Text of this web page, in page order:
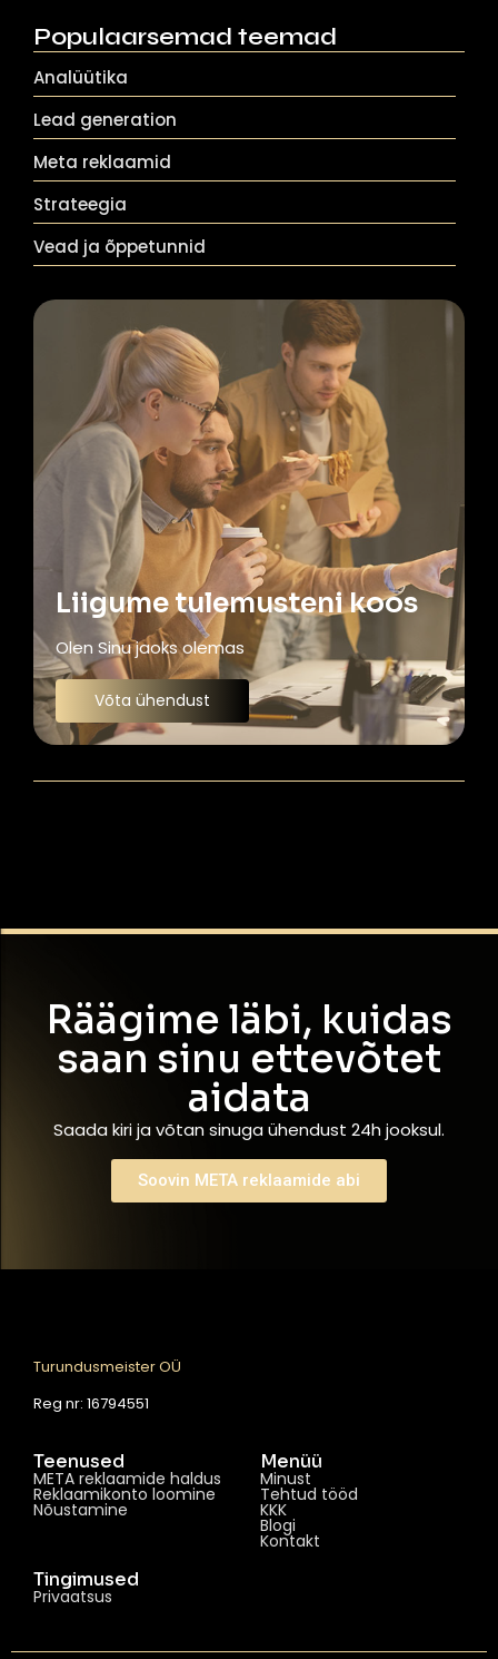
Populaarsemad teemad
Analüütika
Lead generation
Meta reklaamid
Strateegia
Vead ja õppetunnid
Liigume tulemusteni koos
Olen Sinu jaoks olemas
Võta ühendust
Räägime läbi, kuidas
saan sinu ettevõtet
aidata
Saada kiri ja võtan sinuga ühendust 24h jooksul.
Soovin META reklaamide abi
Turundusmeister OÜ
Reg nr: 16794551
Teenused
META reklaamide haldus
Reklaamikonto loomine
Nõustamine
Menüü
Minust
Tehtud tööd
KKK
Blogi
Kontakt
Tingimused
Privaatsus